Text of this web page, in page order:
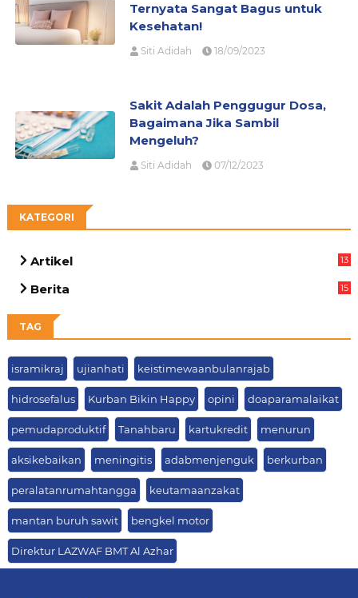
Ternyata Sangat Bagus untuk
Kesehatan!
Siti Adidah 18/09/2023
Sakit Adalah Penggugur Dosa,
Bagaimana Jika Sambil
Mengeluh?
Siti Adidah 07/12/2023
KATEGORI
Artikel
13
Berita
15
TAG
isramikraj ujianhati keistimewaanbulanrajab
hidrosefalus Kurban Bikin Happy opini doaparamalaikat
pemudaproduktif Tanahbaru kartukredit menurun
aksikebaikan meningitis adabmenjenguk berkurban
peralatanrumahtangga keutamaanzakat
mantan buruh sawit bengkel motor
Direktur LAZWAF BMT Al Azhar